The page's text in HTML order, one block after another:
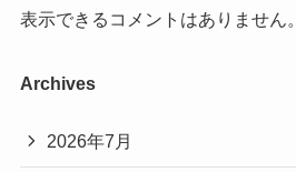
表示できるコメントはありません。
Archives
2026年7月